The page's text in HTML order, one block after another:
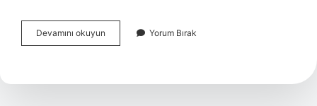
Devamını okuyun
Sultan
Fethetti
Yorum Bırak